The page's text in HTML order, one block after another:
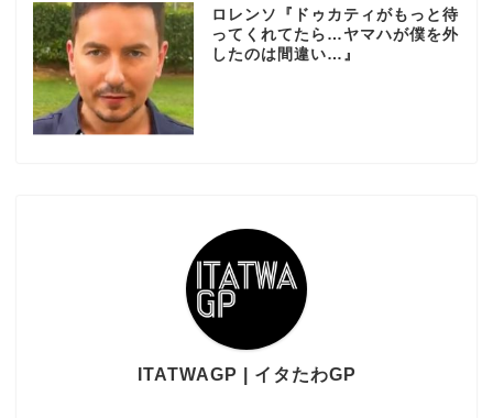
ロレンソ『ドゥカティがもっと待
ってくれてたら…ヤマハが僕を外
したのは間違い…』
ITATWAGP | イタたわGP